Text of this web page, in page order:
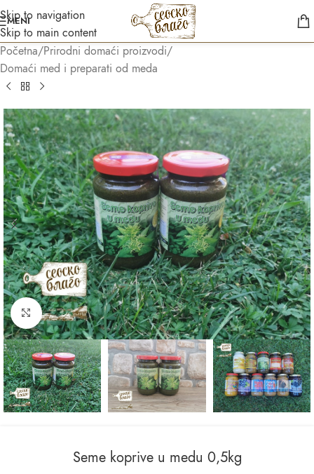
Skip to navigation
Skip to main content
MENI
Početna/Prirodni domaći proizvodi/
Domaći med i preparati od meda
Kliknite za uvećanje
Seme koprive u medu 0,5kg